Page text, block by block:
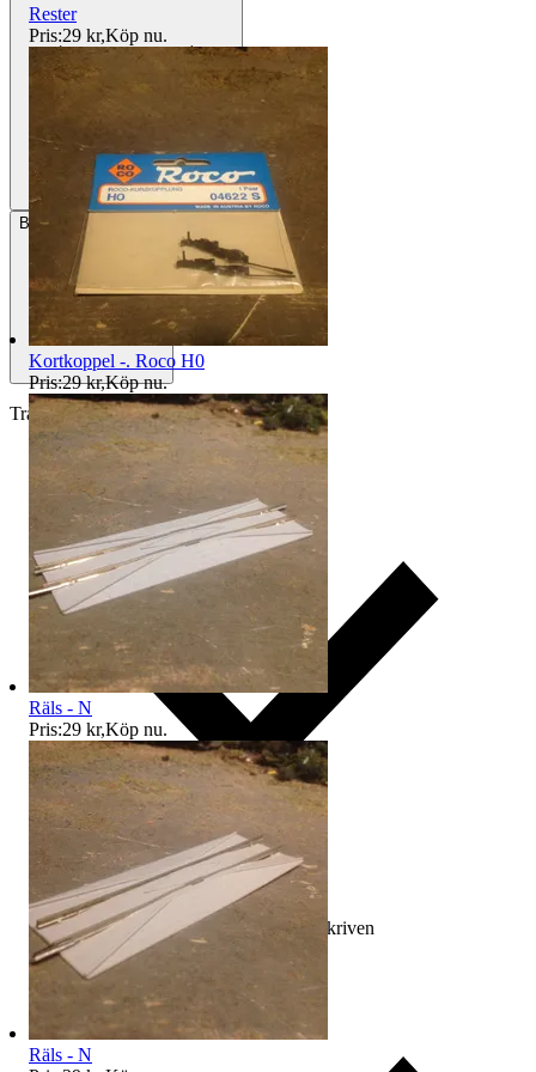
BetalningVia Tradera
Traderas köparskydd
Ersättning om varan inte är som beskriven
Rester
Pris:29 kr,Köp nu.
Kortkoppel -. Roco H0
Pris:29 kr,Köp nu.
Räls - N
Pris:29 kr,Köp nu.
Räls - N